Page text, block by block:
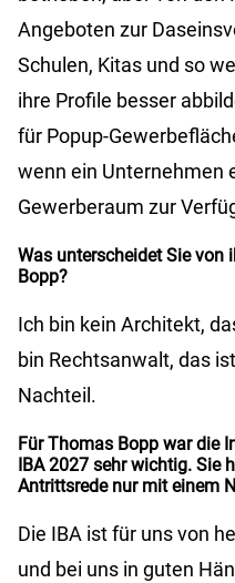
Angeboten zur
Schulen, Kitas und so
ihre Profile besser
für Popup-
wenn ein Unternehmen
Gewerberaum zur
Was unterscheidet Sie von
Bopp?
Ich bin kein Architekt,
bin Rechtsanwalt, das
Nachteil.
Für Thomas Bopp war die
IBA 2027 sehr wichtig. Sie
Antrittsrede nur mit einem
Die IBA ist für uns von
und bei uns in guten